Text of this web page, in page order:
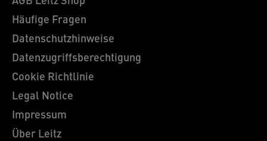
Häufige Fragen
Datenschutzhinweise
Datenzugriffsberechtigung
Cookie Richtlinie
Legal Notice
Impressum
Über Leitz